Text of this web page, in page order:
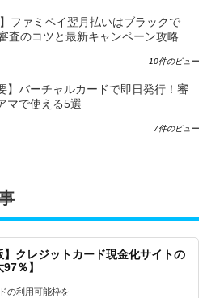
】ファミペイ翌月払いはブラックで
査のコツと最新キャンペーン攻略
10件のビュー
】バーチャルカードで即日発行！審
マで使える5選
7件のビュー
】クレジットカード現金化サイトの
％】
の利用可能枠を